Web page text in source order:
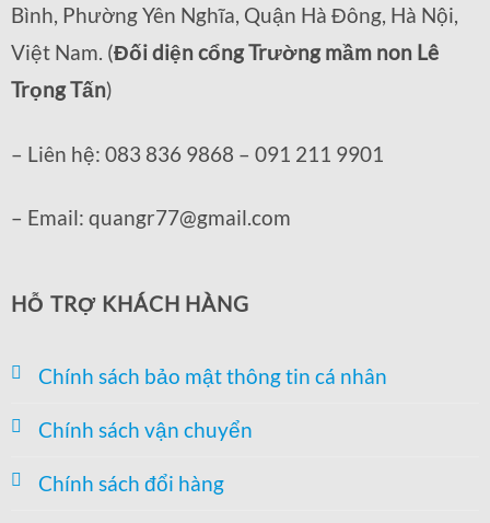
Bình, Phường Yên Nghĩa, Quận Hà Đông, Hà Nội,
Việt Nam. (Đối diện cổng Trường mầm non Lê
Trọng Tấn)
– Liên hệ: 083 836 9868 – 091 211 9901
– Email: quangr77@gmail.com
HỖ TRỢ KHÁCH HÀNG
Chính sách bảo mật thông tin cá nhân
Chính sách vận chuyển
Chính sách đổi hàng